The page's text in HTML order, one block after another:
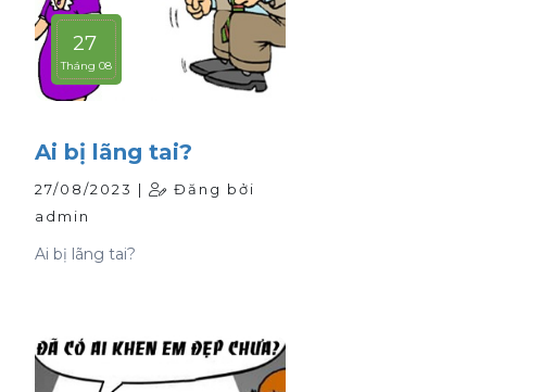
27
Tháng 08
Ai bị lãng tai?
27/08/2023 |
Đăng bởi
admin
Ai bị lãng tai?